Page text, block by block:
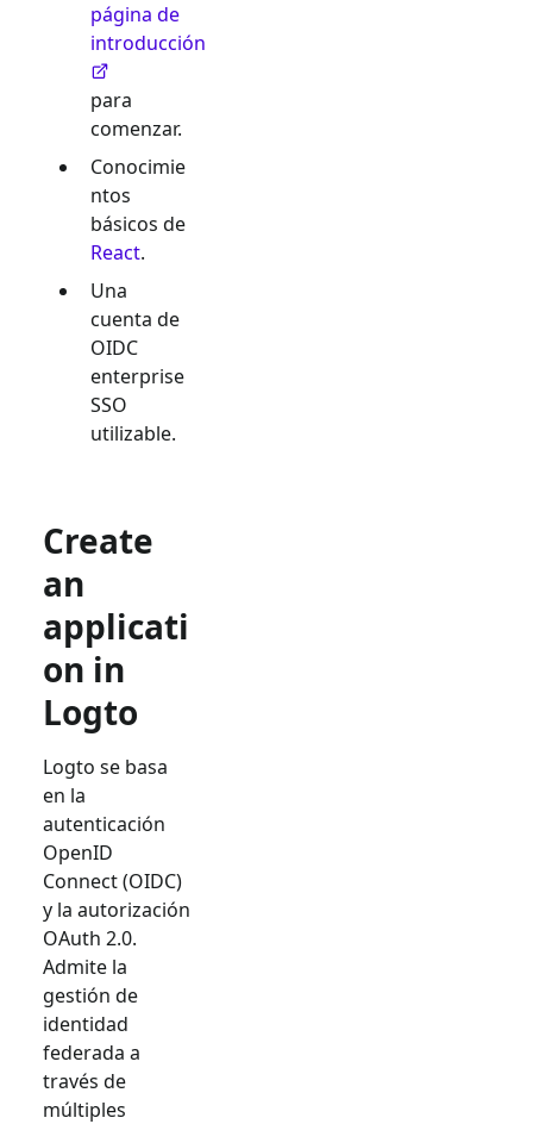
página de
introducción
para
comenzar.
Conocimie
ntos
básicos de
React.
Una
cuenta de
OIDC
enterprise
SSO
utilizable.
Create
an
applicati
on in
Logto
Logto se basa
en la
autenticación
OpenID
Connect (OIDC)
y la autorización
OAuth 2.0.
Admite la
gestión de
identidad
federada a
través de
múltiples